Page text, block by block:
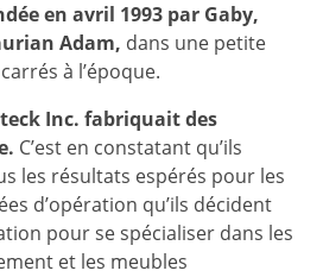
en avril 1993 par Gaby,
Adam, dans une petite
à l’époque.
Inc. fabriquait des
C’est en constatant qu’ils
les résultats espérés pour les
d’opération qu’ils décident
pour se spécialiser dans les
et les meubles